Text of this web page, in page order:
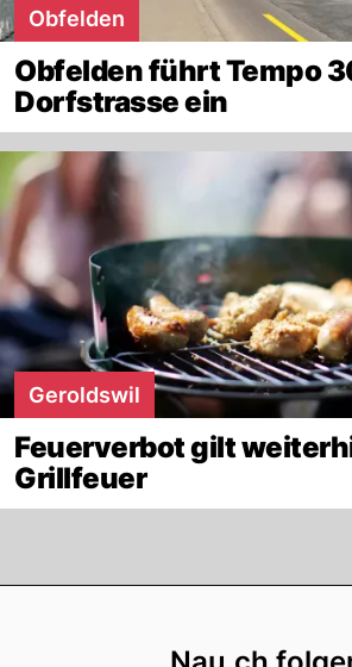
Obfelden
Obfelden führt Tempo
Dorfstrasse ein
Geroldswil
Feuerverbot gilt
Grillfeuer